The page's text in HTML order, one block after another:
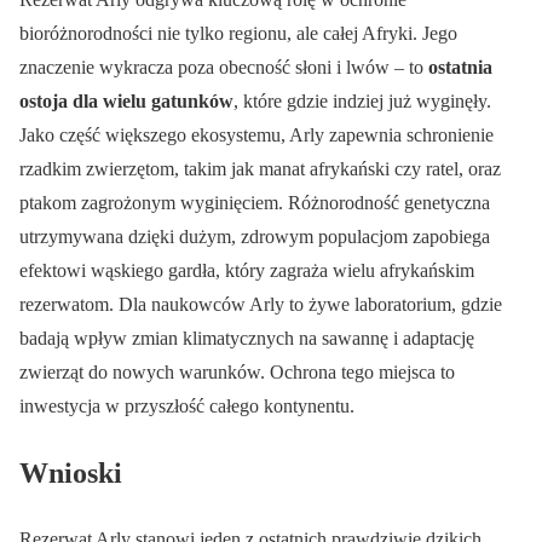
bioróżnorodności nie tylko regionu, ale całej Afryki. Jego
znaczenie wykracza poza obecność słoni i lwów – to ostatnia
ostoja dla wielu gatunków, które gdzie indziej już wyginęły.
Jako część większego ekosystemu, Arly zapewnia schronienie
rzadkim zwierzętom, takim jak manat afrykański czy ratel, oraz
ptakom zagrożonym wyginięciem. Różnorodność genetyczna
utrzymywana dzięki dużym, zdrowym populacjom zapobiega
efektowi wąskiego gardła, który zagraża wielu afrykańskim
rezerwatom. Dla naukowców Arly to żywe laboratorium, gdzie
badają wpływ zmian klimatycznych na sawannę i adaptację
zwierząt do nowych warunków. Ochrona tego miejsca to
inwestycja w przyszłość całego kontynentu.
Wnioski